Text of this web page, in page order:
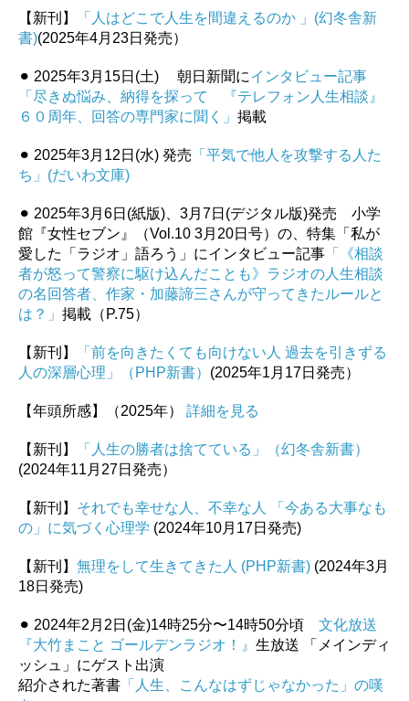
【新刊】
「人はどこで人生を間違えるのか 」(幻冬舎新
書)(2025年4月23日発売）
⚫︎ 2025年3月15日(土) 朝日新聞にインタビュー記事
「尽きぬ悩み、納得を探って 『テレフォン人生相談』
６０周年、回答の専門家に聞く」 掲載
⚫︎ 2025年3月12日(水) 発売 「平気で他人を攻撃する人た
ち」(だいわ文庫)
⚫︎ 2025年3月6日(紙版)、3月7日(デジタル版)発売 小学
館『女性セブン』（Vol.10 3月20日号）の、特集「私が
愛した「ラジオ」語ろう」にインタビュー記事 「《相談
者が怒って警察に駆け込んだことも》ラジオの人生相談
の名回答者、作家・加藤諦三さんが守ってきたルールと
は？」 掲載（P.75）
【新刊】
「前を向きたくても向けない人 過去を引きずる
人の深層心理」（PHP新書） (2025年1月17日発売）
【年頭所感】（2025年） 詳細を見る
【新刊】
「人生の勝者は捨てている」（幻冬舎新書）
(2024年11月27日発売）
【新刊】 それでも幸せな人、不幸な人 「今ある大事なも
の」に気づく心理学 (2024年10月17日発売)
【新刊】 無理をして生きてきた人 (PHP新書) (2024年3月
18日発売)
⚫︎ 2024年2月2日(金)14時25分〜14時50分頃 文化放送
『大竹まこと ゴールデンラジオ！』 生放送 「メインディ
ッシュ」にゲスト出演
紹介された著書 「人生、こんなはずじゃなかった」の嘆